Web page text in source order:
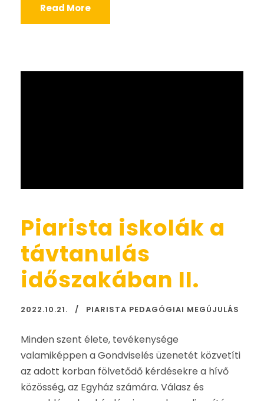
Read More
Piarista iskolák a
távtanulás
időszakában II.
2022.10.21. PIARISTA PEDAGÓGIAI MEGÚJULÁS
Minden szent élete, tevékenysége
valamiképpen a Gondviselés üzenetét közvetíti
az adott korban fölvetődő kérdésekre a hívő
közösség, az Egyház számára. Válasz és